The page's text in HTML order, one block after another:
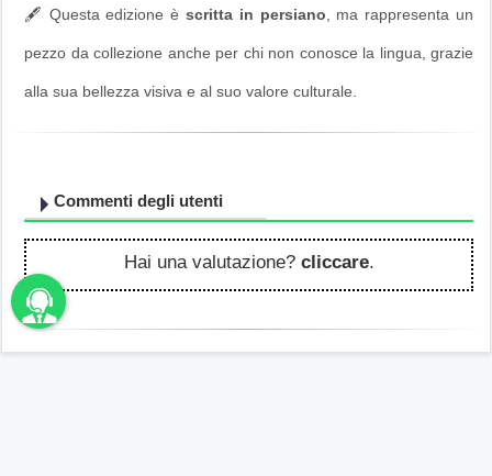
🖋️ Questa edizione è scritta in persiano , ma rappresenta un
pezzo da collezione anche per chi non conosce la lingua, grazie
alla sua bellezza visiva e al suo valore culturale.
Commenti degli utenti
Hai una valutazione? cliccare.
unbama